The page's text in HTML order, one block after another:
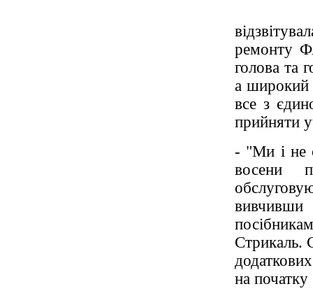
ремонту
голова та
а широкий
все з
прийняти
- "Ми і не
восени
Стрикаль.
на